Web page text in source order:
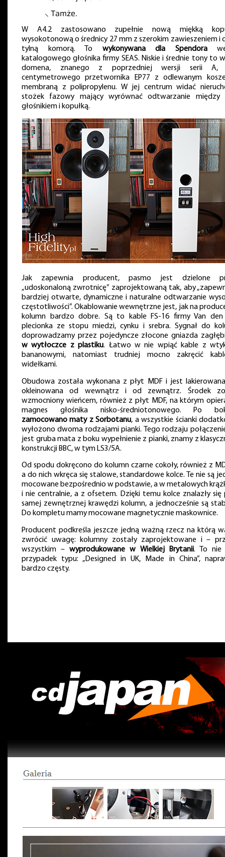
⸜ Tamże.
W A4.2 zastosowano zupełnie nową miękką
wysokotonową o średnicy 27 mm z szerokim zawieszeniem i
tylną komorą. To wykonywana dla Spendora
katalogowego głośnika firmy SEAS. Niskie i średnie tony to
domena, znanego z poprzedniej wersji serii A,
centymetrowego przetwornika EP77 z odlewanym
membraną z polipropylenu. W jej centrum widać
stożek fazowy mający wyrównać odtwarzanie między
głośnikiem i kopułką.
Jak zapewnia producent, pasmo jest dzielone
„udoskonaloną zwrotnicę” zaprojektowaną tak, aby
bardziej otwarte, dynamiczne i naturalne odtwarzanie
częstotliwości”. Okablowanie wewnętrzne jest, jak na
kolumn bardzo dobre. Są to kable FS-16 firmy Van den
plecionka ze stopu miedzi, cynku i srebra. Sygnał do
doprowadzamy przez pojedyncze złocone gniazda
w wytłoczce z plastiku. Łatwo w nie wpiąć kable z
bananowymi, natomiast trudniej mocno zakręcić
widełkami.
Obudowa została wykonana z płyt MDF i jest
okleinowana od wewnątrz i od zewnątrz. Środek
wzmocniony wieńcem, również z płyt MDF, na którym
magnes głośnika nisko-średniotonowego. Po
zamocowano maty z Sorbotanu, a wszystkie ścianki
wyłożono dwoma rodzajami pianki. Tego rodzaju
jest gruba mata z boku wypełnienie z pianki, znamy z
konstrukcji BBC, w tym LS3/5A.
Od spodu dokręcono do kolumn czarne cokoły, również z
a do nich wkręca się stalowe, standardowe kolce. Te nie są
mocowane bezpośrednio w podstawie, a w metalowych
i nie centralnie, a z ofsetem. Dzięki temu kolce znalazły się
samej zewnętrznej krawędzi kolumn, a jednocześnie są
Do kompletu mamy mocowane magnetycznie maskownice.
Producent podkreśla jeszcze jedną ważną rzecz na którą
zwrócić uwagę: kolumny zostały zaprojektowane i –
wszystkim –wyprodukowane w Wielkiej Brytanii. To nie
przypadek typu: „Designed in UK, Made in China”,
bardzo częsty.